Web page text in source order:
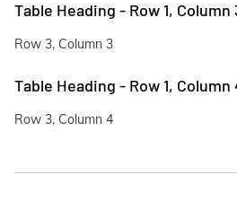
Table Heading - Row 1, Column
Row 3, Column 3
Table Heading - Row 1, Column
Row 3, Column 4